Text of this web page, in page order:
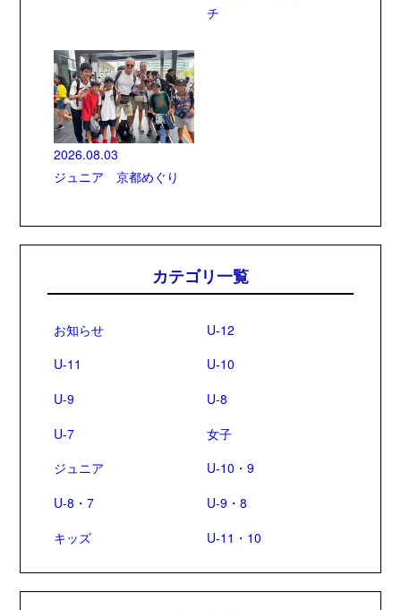
チ
2026.08.03
ジュニア 京都めぐり
カテゴリ一覧
お知らせ
U-12
U-11
U-10
U-9
U-8
U-7
女子
ジュニア
U-10・9
U-8・7
U-9・8
キッズ
U-11・10